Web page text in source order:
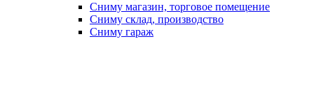
Сниму магазин, торговое помещение
Сниму склад, производство
Сниму гараж